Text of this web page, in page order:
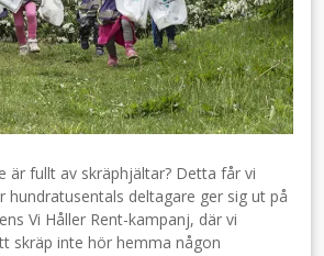
är fullt av skräphjältar? Detta får vi
hundratusentals deltagare ger sig ut på
Vi Håller Rent-kampanj, där vi
skräp inte hör hemma någon